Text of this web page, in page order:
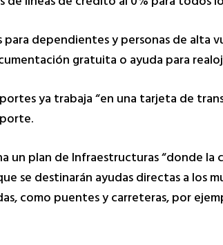
dependientes y personas de alta
gratuita o ayuda para
ya trabaja “en una tarjeta de
un plan de Infraestructuras “donde
se destinarán ayudas directas a los
como puentes y carreteras, por